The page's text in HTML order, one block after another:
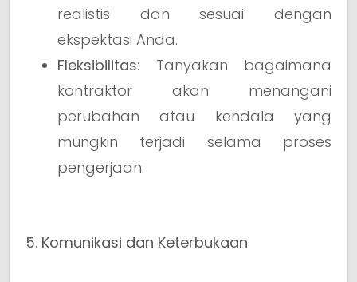
realistis dan sesuai dengan
ekspektasi Anda.
Fleksibilitas: Tanyakan bagaimana
kontraktor akan menangani
perubahan atau kendala yang
mungkin terjadi selama proses
pengerjaan.
5. Komunikasi dan Keterbukaan